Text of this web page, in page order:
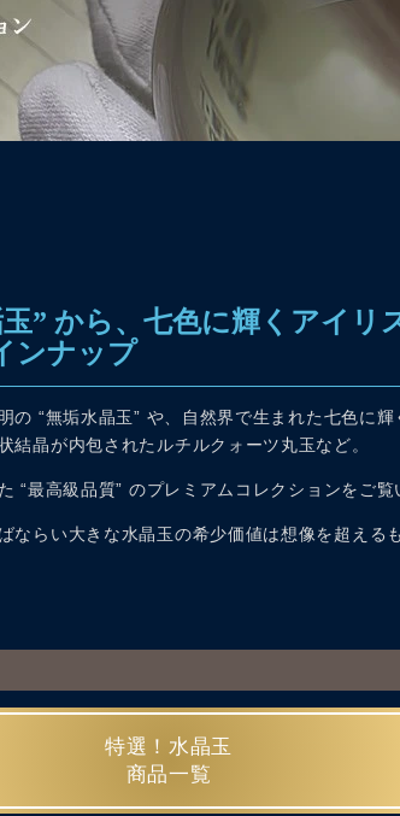
” から、七色に輝くアイリ
ンナップ
の “無垢水晶玉” や、自然界で生まれた七色に輝
結晶が内包されたルチルクォーツ丸玉など。
“最高級品質” のプレミアムコレクションをご覧
ならい大きな水晶玉の希少価値は想像を超える
特選！水晶玉
商品一覧